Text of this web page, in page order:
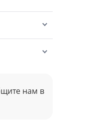
нам в